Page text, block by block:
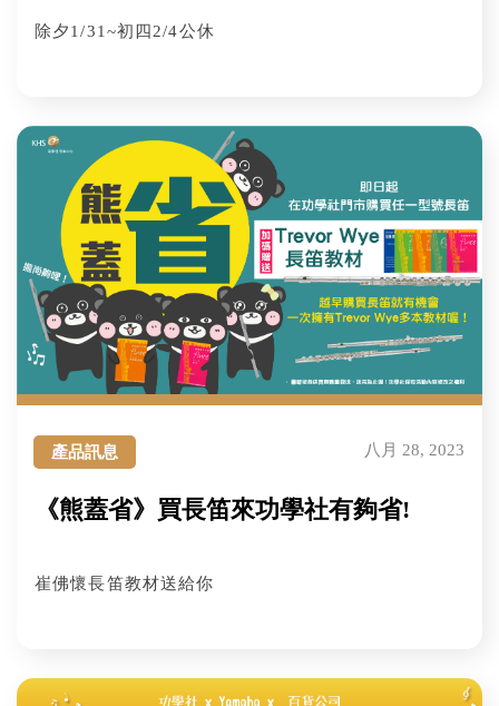
除夕1/31~初四2/4公休
產品訊息 八月 28, 2023
《熊蓋省》買長笛來功學社有夠省!
崔佛懷長笛教材送給你